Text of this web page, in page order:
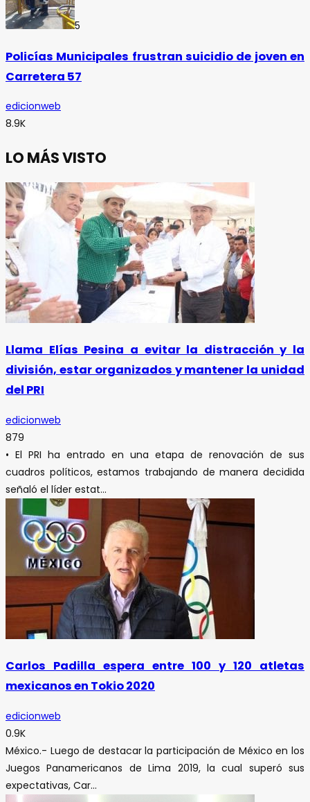
5
Policías Municipales frustran suicidio de joven en
Carretera 57
edicionweb
8.9K
LO MÁS VISTO
Llama Elías Pesina a evitar la distracción y la
división, estar organizados y mantener la unidad
del PRI
edicionweb
879
• El PRI ha entrado en una etapa de renovación de sus
cuadros políticos, estamos trabajando de manera decidida
señaló el líder estat...
Carlos Padilla espera entre 100 y 120 atletas
mexicanos en Tokio 2020
edicionweb
0.9K
México.- Luego de destacar la participación de México en los
Juegos Panamericanos de Lima 2019, la cual superó sus
expectativas, Car...